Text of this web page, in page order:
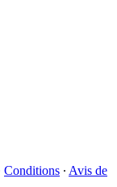
Conditions ∙ Avis de